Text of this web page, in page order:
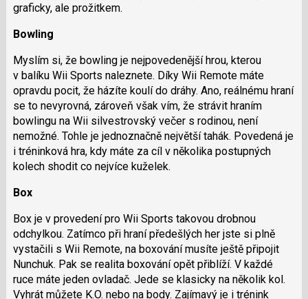
graficky, ale prožitkem.
Bowling
Myslím si, že bowling je nejpovedenější hrou, kterou
v balíku Wii Sports naleznete. Díky Wii Remote máte
opravdu pocit, že házíte koulí do dráhy. Ano, reálnému hraní
se to nevyrovná, zároveň však vím, že strávit hraním
bowlingu na Wii silvestrovský večer s rodinou, není
nemožné. Tohle je jednoznačně největší tahák. Povedená je
i tréninková hra, kdy máte za cíl v několika postupných
kolech shodit co nejvíce kuželek.
Box
Box je v provedení pro Wii Sports takovou drobnou
odchylkou. Zatímco při hraní předešlých her jste si plně
vystačili s Wii Remote, na boxování musíte ještě připojit
Nunchuk. Pak se realita boxování opět přiblíží. V každé
ruce máte jeden ovladač. Jede se klasicky na několik kol.
Vyhrát můžete K.O. nebo na body. Zajímavý je i trénink